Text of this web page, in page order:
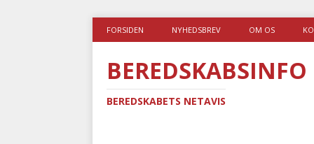
FORSIDEN NYHEDSBREV OM OS
BEREDSKABSINFO
BEREDSKABETS NETAVIS